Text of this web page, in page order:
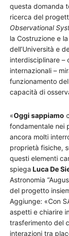
questa domanda
ricerca del
Observational
la Costruzione e
dell’Università e
interdisciplinare –
internazionali –
funzionamento
capacità di
«Oggi sappiamo
fondamentale nei
ancora molti
proprietà fisiche,
questi elementi
spiega Luca De
Astronomia
del progetto
Aggiunge: «Con
aspetti e chiarire
trasferimento del
interazioni tra